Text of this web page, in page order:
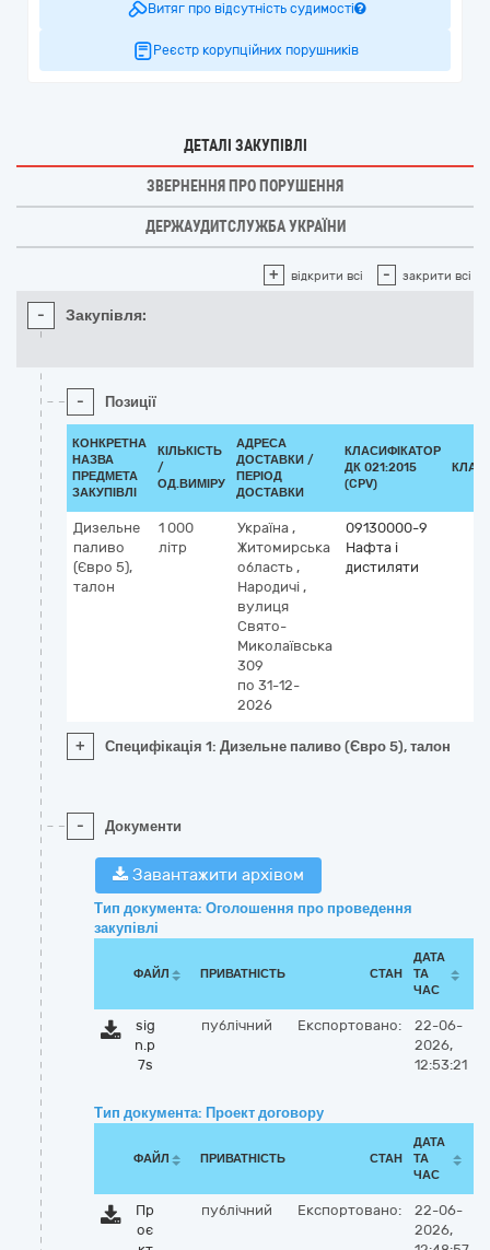
Витяг про відсутність судимості
Реєстр корупційних порушників
ДЕТАЛІ ЗАКУПІВЛІ
ЗВЕРНЕННЯ ПРО ПОРУШЕННЯ
ДЕРЖАУДИТСЛУЖБА УКРАЇНИ
+ відкрити всі - закрити всі
- Закупівля:
- Позиції
КОНКРЕТНА
НАЗВА
ПРЕДМЕТА
ЗАКУПІВЛІ
КІЛЬКІСТЬ
/
ОД.ВИМІРУ
АДРЕСА
ДОСТАВКИ /
ПЕРІОД
ДОСТАВКИ
КЛАСИФІКАТОР
ДК 021:2015
(CPV)
Дизельне
паливо
(Євро 5),
талон
1 000
літр
Україна ,
Житомирська
область ,
Народичі ,
вулиця
Свято-
Миколаївська
309
по 31-12-
2026
09130000-9
Нафта і
дистиляти
+ Специфікація 1: Дизельне паливо (Євро 5), талон
- Документи
Завантажити архівом
Тип документа: Оголошення про проведення
закупівлі
ФАЙЛ ПРИВАТНІСТЬ СТАН
ДАТА
ТА
ЧАС
sig
n.p
7s
публічний Експортовано:
22-06-
2026,
12:53:21
Тип документа: Проект договору
ФАЙЛ ПРИВАТНІСТЬ СТАН
ДАТА
ТА
ЧАС
Пр
оє
публічний Експортовано:
22-06-
2026,